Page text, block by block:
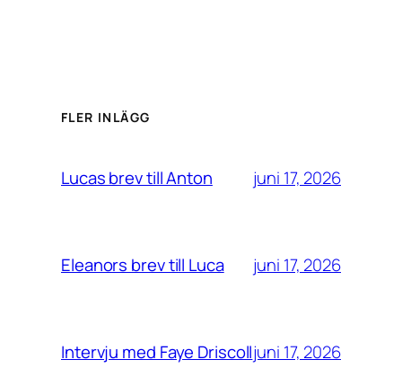
FLER INLÄGG
Lucas brev till Anton juni 17, 2026
Eleanors brev till Luca juni 17, 2026
Intervju med Faye Driscolljuni 17, 2026